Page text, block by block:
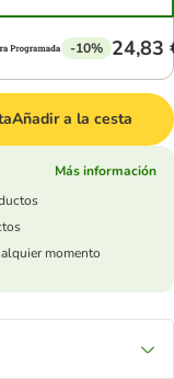
-10% 24,83
Añadir a la cesta
Más información
momento